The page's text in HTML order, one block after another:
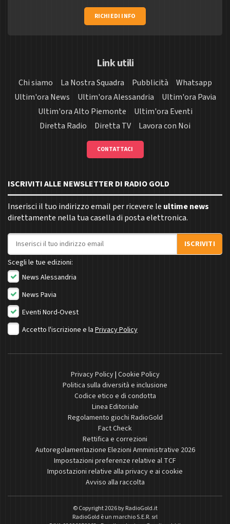
RICHIEDI INFO
Link utili
Chi siamo La Nostra Squadra Pubblicità
Whatsapp
Ultim'ora News
Ultim'ora Alessandria
Ultim'ora Pavia
Ultim'ora Alto Piemonte
Ultim'ora Eventi
Diretta Radio
Diretta TV Lavora con Noi
CONTATTACI
ISCRIVITI ALLE NEWSLETTER DI RADIO GOLD
Inserisci il tuo indirizzo email per ricevere le ultime news
direttamente nella tua casella di posta elettronica.
Indirizzo email
ISCRIVITI
Scegli le tue edizioni:
News Alessandria
News Pavia
Eventi Nord-Ovest
Accetto l'iscrizione e la Privacy Policy
Privacy Policy| Cookie Policy
Politica sulla diversità e inclusione
Codice etico e di condotta
Linea Editoriale
Regolamento giochi RadioGold
Fact Check
Rettifica e correzioni
Autoregolamentazione Elezioni Amministrative 2026
Impostazioni preferenze relative al TCF
Impostazioni relative alla privacy e ai cookie
Avviso alla raccolta
© Copyright 2026 byRadioGold.it
RadioGold è un marchio S.E.R. srl